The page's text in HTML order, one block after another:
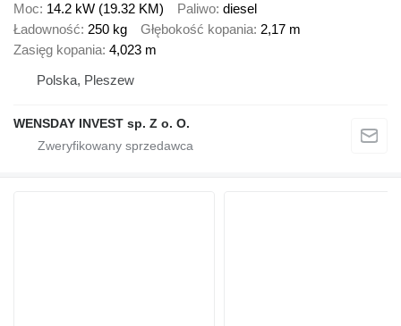
Moc 14.2 kW (19.32 KM) Paliwo diesel
Ładowność 250 kg Głębokość kopania 2,17 m
Zasięg kopania 4,023 m
Polska, Pleszew
WENSDAY INVEST sp. Z o. O.